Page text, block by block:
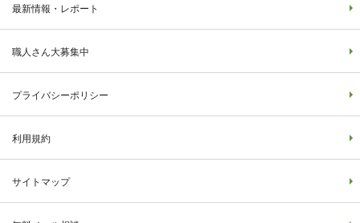
最新情報・レポート
職人さん大募集中
プライバシーポリシー
利用規約
サイトマップ